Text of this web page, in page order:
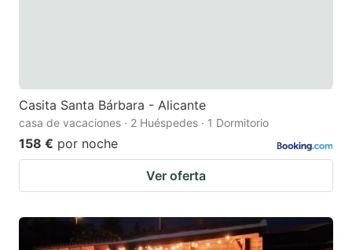
Casita Santa Bárbara - Alicante
casa de vacaciones · 2 Huéspedes · 1 Dormitorio
158 € por noche
Ver oferta